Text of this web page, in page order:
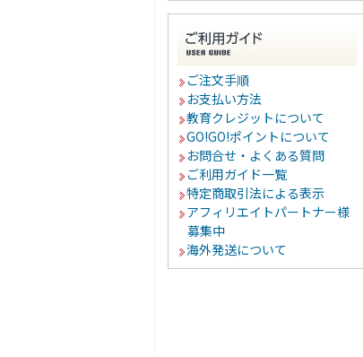
ご注文手順
お支払い方法
教育クレジットについて
GO!GO!ポイントについて
お問合せ・よくある質問
ご利用ガイド一覧
特定商取引法による表示
アフィリエイトパートナー様
募集中
海外発送について